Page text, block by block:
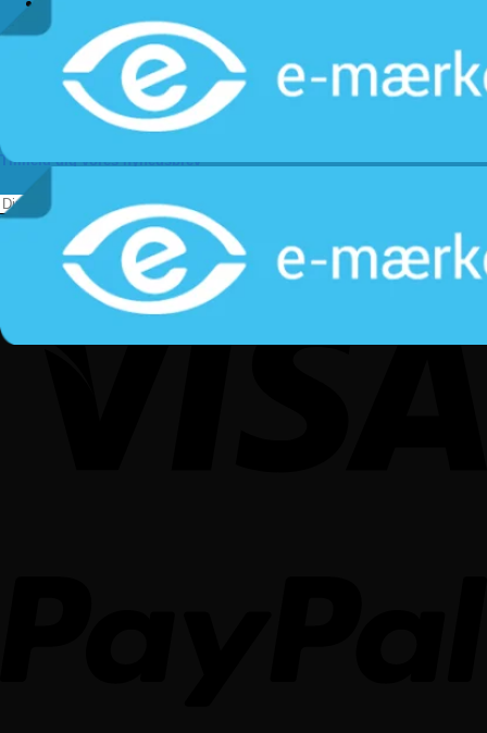
Levering
Kundeservice
Returnering
Privatlivspolitik
Tilmeld dig vores nyhedsbrev